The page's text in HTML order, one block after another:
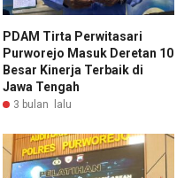
PDAM Tirta Perwitasari
Purworejo Masuk Deretan 10
Besar Kinerja Terbaik di
Jawa Tengah
3 bulan lalu